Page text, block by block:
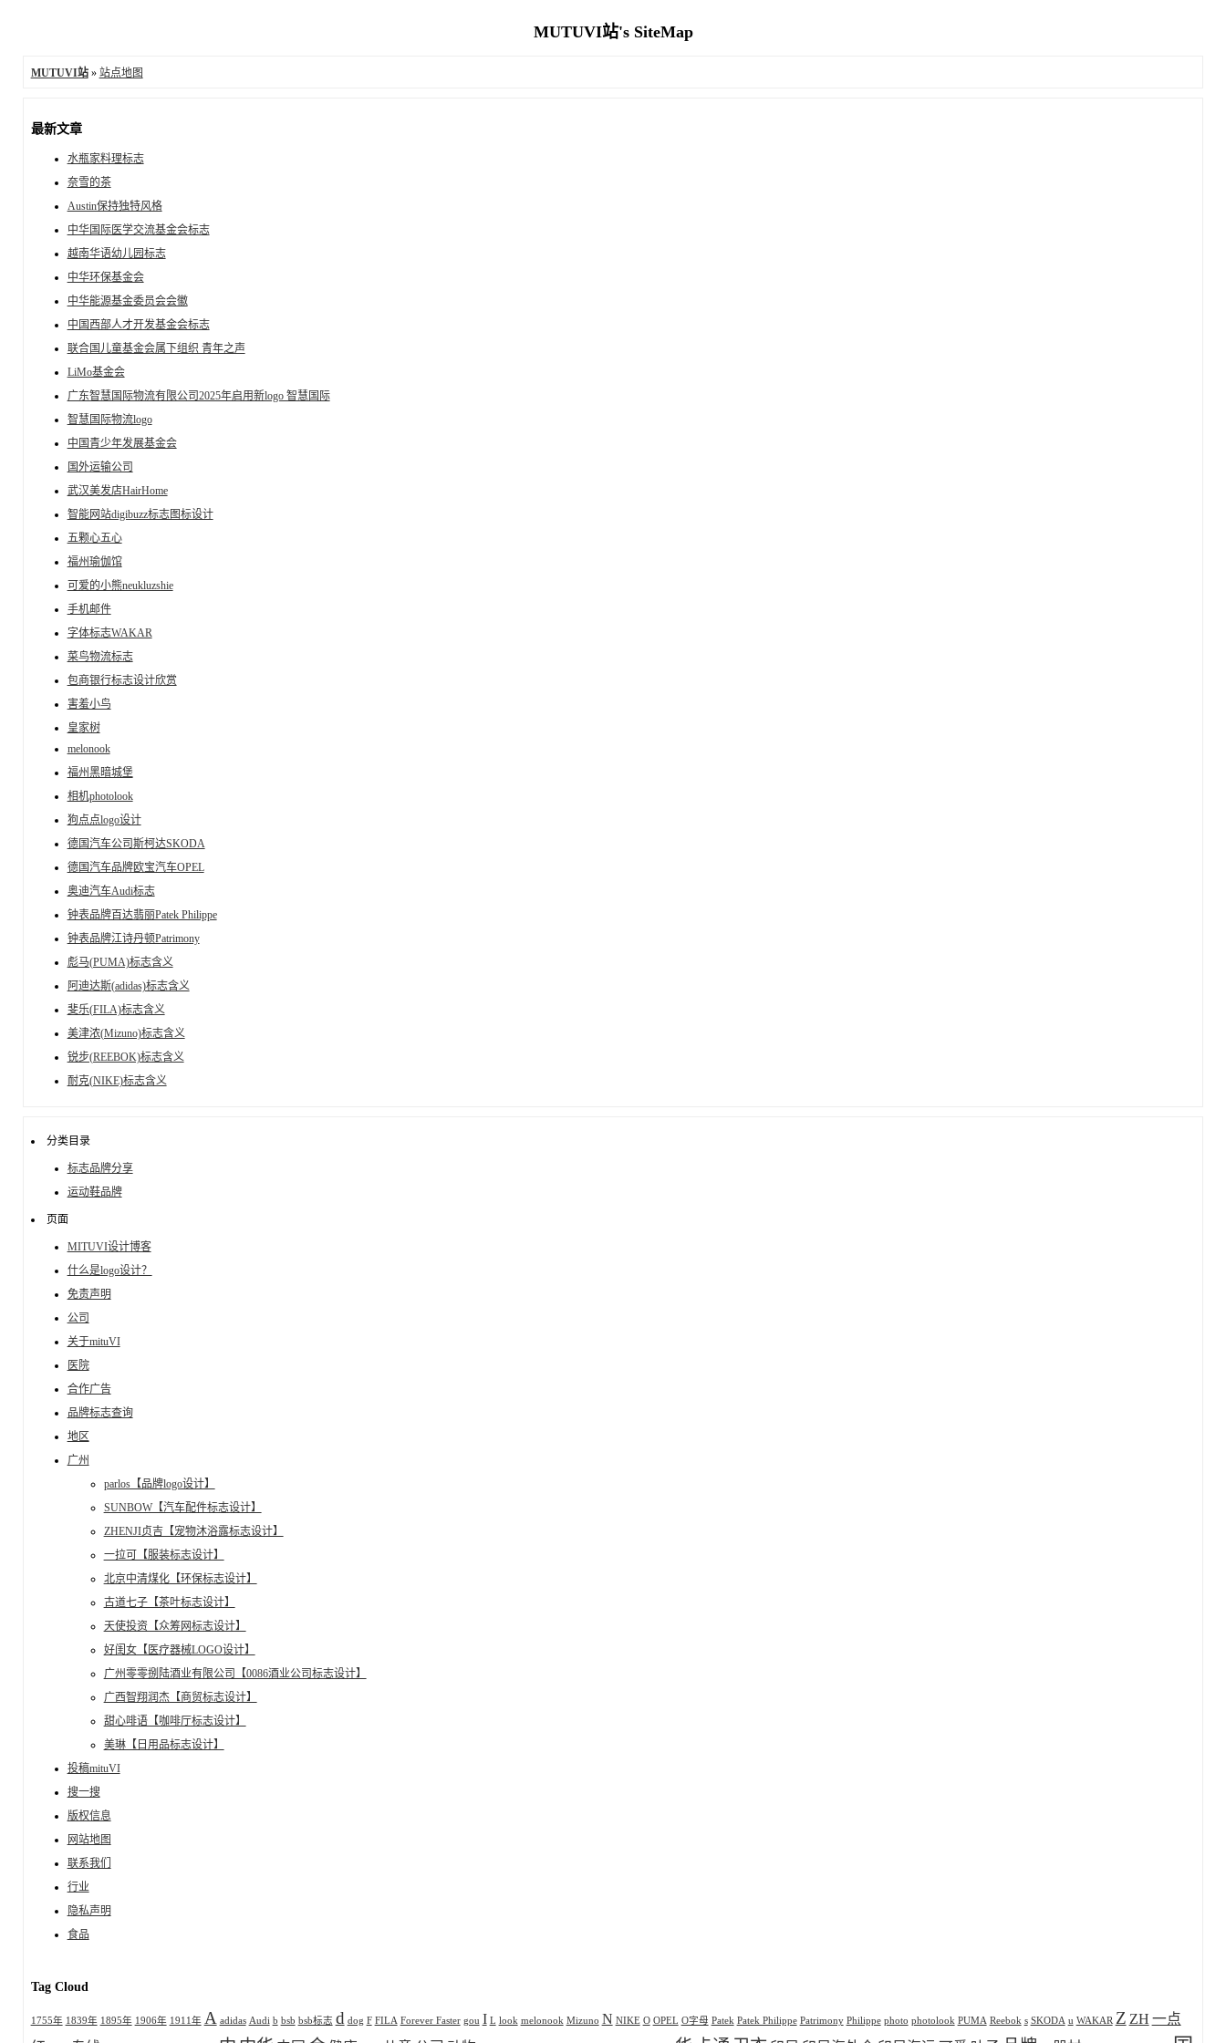
MUTUVI站's SiteMap
MUTUVI站» 站点地图
最新文章
水瓶家料理标志
奈雪的茶
Austin保持独特风格
中华国际医学交流基金会标志
越南华语幼儿园标志
中华环保基金会
中华能源基金委员会会徽
中国西部人才开发基金会标志
联合国儿童基金会属下组织 青年之声
LiMo基金会
广东智慧国际物流有限公司2025年启用新logo 智慧国际
智慧国际物流logo
中国青少年发展基金会
国外运输公司
武汉美发店HairHome
智能网站digibuzz标志图标设计
五颗心五心
福州瑜伽馆
可爱的小熊neukluzshie
手机邮件
字体标志WAKAR
菜鸟物流标志
包商银行标志设计欣赏
害羞小鸟
皇家树
melonook
福州黑暗城堡
相机photolook
狗点点logo设计
德国汽车公司斯柯达SKODA
德国汽车品牌欧宝汽车OPEL
奥迪汽车Audi标志
钟表品牌百达翡丽Patek Philippe
钟表品牌江诗丹顿Patrimony
彪马(PUMA)标志含义
阿迪达斯(adidas)标志含义
斐乐(FILA)标志含义
美津浓(Mizuno)标志含义
锐步(REEBOK)标志含义
耐克(NIKE)标志含义
分类目录
标志品牌分享
运动鞋品牌
页面
MITUVI设计博客
什么是logo设计？
免责声明
公司
关于mituVI
医院
合作广告
品牌标志查询
地区
广州
parlos【品牌logo设计】
SUNBOW【汽车配件标志设计】
ZHENJI贞吉【宠物沐浴露标志设计】
一拉可【服装标志设计】
北京中清煤化【环保标志设计】
古道七子【茶叶标志设计】
天使投资【众筹网标志设计】
好闺女【医疗器械LOGO设计】
广州零零捌陆酒业有限公司【0086酒业公司标志设计】
广西智翔润杰【商贸标志设计】
甜心啡语【咖啡厅标志设计】
美琳【日用品标志设计】
投稿mituVI
搜一搜
版权信息
网站地图
联系我们
行业
隐私声明
食品
Tag Cloud
1755年 1839年 1895年 1906年 1911年 A adidas Audi b bsb bsb标志 d dog F FILA Forever Faster gou I L look melonook Mizuno N NIKE O OPEL O字母 Patek Patek Philippe Patrimony Philippe photo photolook PUMA Reebok s SKODA u WAKAR Z ZH 一点